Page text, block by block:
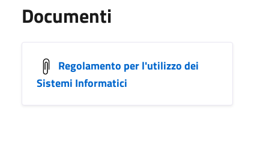
Documenti
Regolamento per l'utilizzo dei
Sistemi Informatici